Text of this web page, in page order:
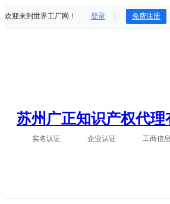
欢迎来到世界工厂网！ 登录 免费注册
苏州广正知识产权代理
实名认证 企业认证 工商信息